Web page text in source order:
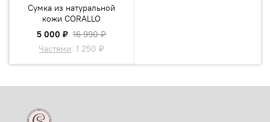
Сумка из натуральной
кожи CORALLO
5 000 ₽ 16 990 ₽
Частями:1 250 ₽